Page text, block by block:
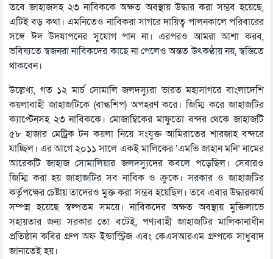
তবে জাহাজসহ ২৩ নাবিককে অক্ষত অবস্থায় উদ্ধার করা সম্ভব হয়েছে,
এটিই বড় কথা। এমনিতেও নাবিকরা সাগরে দায়িত্ব পালনকালে পরিবারের
সঙ্গে ঈদ উদযাপনের সুযোগ পান না। এরপরও আমরা আশা করব,
ভবিষ্যতে স্বজনরা নাবিকদের কাছে না পেলেও অন্তত উৎকণ্ঠায় নয়, স্বস্তিতে
থাকবেন।
উল্লেখ্য, গত ১২ মার্চ সোমালি জলদস্যুরা ভারত মহাসাগরে বাংলাদেশি
কয়লাবাহী জাহাজটিকে (বাল্কশিপ) অপহরণ করে। জিম্মি করে জাহাজটির
ক্যাপ্টেনসহ ২৩ নাবিককে। মোজাম্বিকের মাফুতো বন্দর থেকে জাহাজটি
৫৮ হাজার মেট্রিক টন কয়লা নিয়ে সংযুক্ত আমিরাতের শারজাহ বন্দরে
যাচ্ছিল। এর আগে ২০১১ সালে একই মালিকের ‘এমভি জাহান মনি’ নামের
আরেকটি জাহাজ সোমালিয়ার জলদস্যুদের কবলে পড়েছিল। সেবারও
জিম্মি করা হয় জাহাজটির সব নাবিক ও ক্রুকে। সরকার ও জাহাজটির
কর্তৃপক্ষের চেষ্টায় তাদেরও মুক্ত করা সম্ভব হয়েছিল। তবে এবার উদ্ধারকার্য
সম্পন্ন হয়েছে স্বল্পতম সময়ে। নাবিকদের অক্ষত অবস্থায় মুক্তিলাভে
সহায়তার জন্য সরকার তো বটেই, পণ্যবাহী জাহাজটির মালিকানাধীন
প্রতিষ্ঠান কবির গ্রুপ অফ ইন্ডাস্ট্রিজ এবং কেএসআরএম গ্রুপকে সাধুবাদ
জানাতেই হয়।